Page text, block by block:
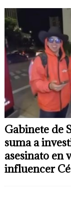
Gabinete de
suma a
asesinato en
influencer